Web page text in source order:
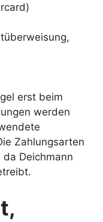
erst beim
werden
Zahlungsarten
Deichmann